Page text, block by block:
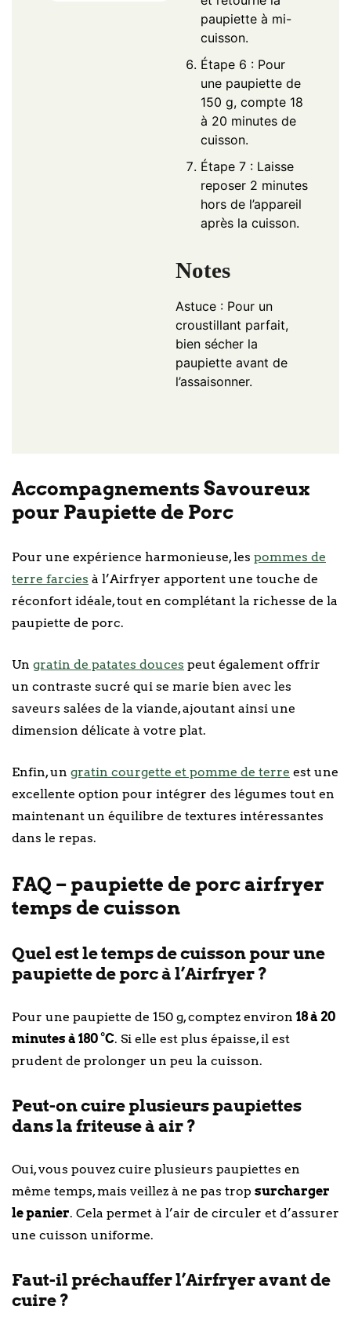
paupiette à mi-
cuisson.
Étape 6 : Pour
une paupiette de
150 g, compte 18
à 20 minutes de
cuisson.
Étape 7 : Laisse
reposer 2 minutes
hors de l’appareil
après la cuisson.
Notes
Astuce : Pour un
croustillant parfait,
bien sécher la
paupiette avant de
l’assaisonner.
Accompagnements Savoureux
pour Paupiette de Porc
Pour une expérience harmonieuse, les pommes de
terre farcies à l’Airfryer apportent une touche de
réconfort idéale, tout en complétant la richesse de la
paupiette de porc.
Un gratin de patates douces peut également offrir
un contraste sucré qui se marie bien avec les
saveurs salées de la viande, ajoutant ainsi une
dimension délicate à votre plat.
Enfin, un gratin courgette et pomme de terre est une
excellente option pour intégrer des légumes tout en
maintenant un équilibre de textures intéressantes
dans le repas.
FAQ – paupiette de porc airfryer
temps de cuisson
Quel est le temps de cuisson pour une
paupiette de porc à l’Airfryer ?
Pour une paupiette de 150 g, comptez environ 18 à 20
minutes à 180 °C. Si elle est plus épaisse, il est
prudent de prolonger un peu la cuisson.
Peut-on cuire plusieurs paupiettes
dans la friteuse à air ?
Oui, vous pouvez cuire plusieurs paupiettes en
même temps, mais veillez à ne pas trop surcharger
le panier. Cela permet à l’air de circuler et d’assurer
une cuisson uniforme.
Faut-il préchauffer l’Airfryer avant de
cuire ?